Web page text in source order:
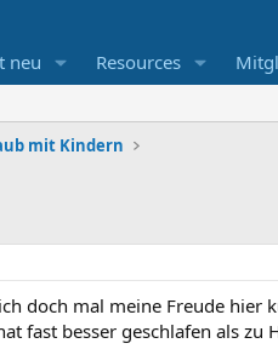
neu Resources
mit Kindern
doch mal meine Freude hier
fast besser geschlafen als